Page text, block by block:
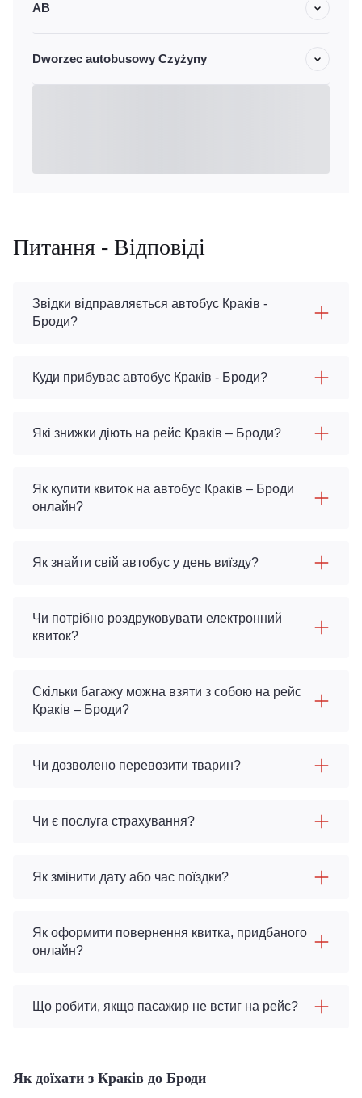
АВ
Dworzec autobusowy Czyżyny
Питання - Відповіді
Звідки відправляється автобус Краків -
Броди?
Куди прибуває автобус Краків - Броди?
Які знижки діють на рейс Краків – Броди?
Як купити квиток на автобус Краків – Броди
онлайн?
Як знайти свій автобус у день виїзду?
Чи потрібно роздруковувати електронний
квиток?
Скільки багажу можна взяти з собою на рейс
Краків – Броди?
Чи дозволено перевозити тварин?
Чи є послуга страхування?
Як змінити дату або час поїздки?
Як оформити повернення квитка, придбаного
онлайн?
Що робити, якщо пасажир не встиг на рейс?
Як доїхати з Краків до Броди